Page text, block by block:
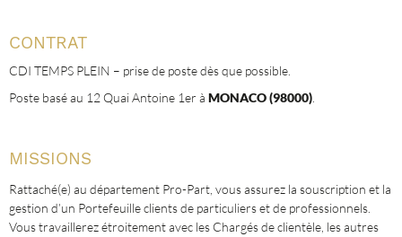
CONTRAT
CDI TEMPS PLEIN – prise de poste dès que possible.
Poste basé au 12 Quai Antoine 1er à MONACO (98000)
MISSIONS
Rattaché(e) au département Pro-Part, vous assurez la souscription et la
gestion d’un Portefeuille clients de particuliers et de professionnels.
Vous travaillerez étroitement avec les Chargés de clientèle, les autres